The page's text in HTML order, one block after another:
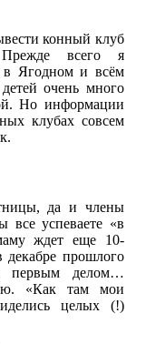
конный клуб
Прежде всего я
в Ягодном и всём
очень много
Но информации
клубах совсем
да и члены
успеваете «в
ждет еще 10-
декабре прошлого
первым делом…
«Как там мои
целых (!)